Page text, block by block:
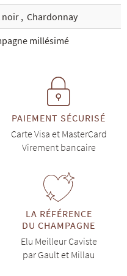
noir , Chardonnay
millésimé
PAIEMENT SÉCURISÉ
Carte Visa et MasterCard
Virement bancaire
LA RÉFÉRENCE
DU CHAMPAGNE
Elu Meilleur Caviste
par Gault et Millau